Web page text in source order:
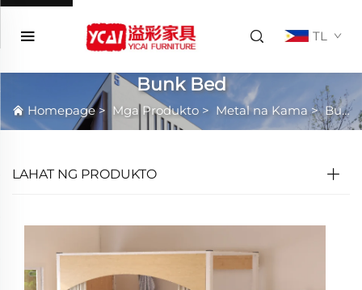
TL
Bunk Bed
Homepage> Mga Produkto > Metal na Kama>Bunk Bed
LAHAT NG PRODUKTO